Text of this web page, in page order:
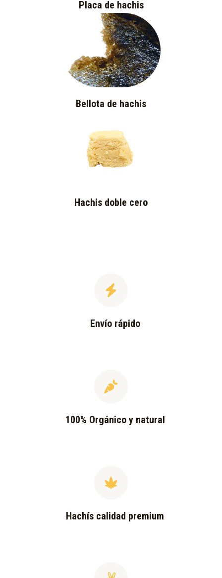
Placa de hachis
Bellota de hachis
Hachis doble cero
Envío rápido
100% Orgánico y natural
Hachís calidad premium